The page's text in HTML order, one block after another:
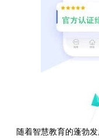
随着智慧教育的蓬勃